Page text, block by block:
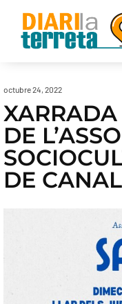
octubre 24, 2022
DE
DE